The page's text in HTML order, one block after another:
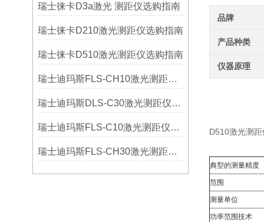
瑞士徕卡D3a激光 测距仪选购指南
瑞士徕卡D210激光测距仪选购指南
瑞士徕卡D510激光测距仪选购指南
瑞士迪玛斯FLS-CH10激光测距仪选购指南
瑞士迪玛斯DLS-C30激光测距仪选购指南
瑞士迪玛斯FLS-C10激光测距仪选购指南
瑞士迪玛斯FLS-CH30激光测距仪选购指南
品牌
产品种类
仪器原理
D510激光测
典型的测量精度
范围
测量单位
功率范围技术